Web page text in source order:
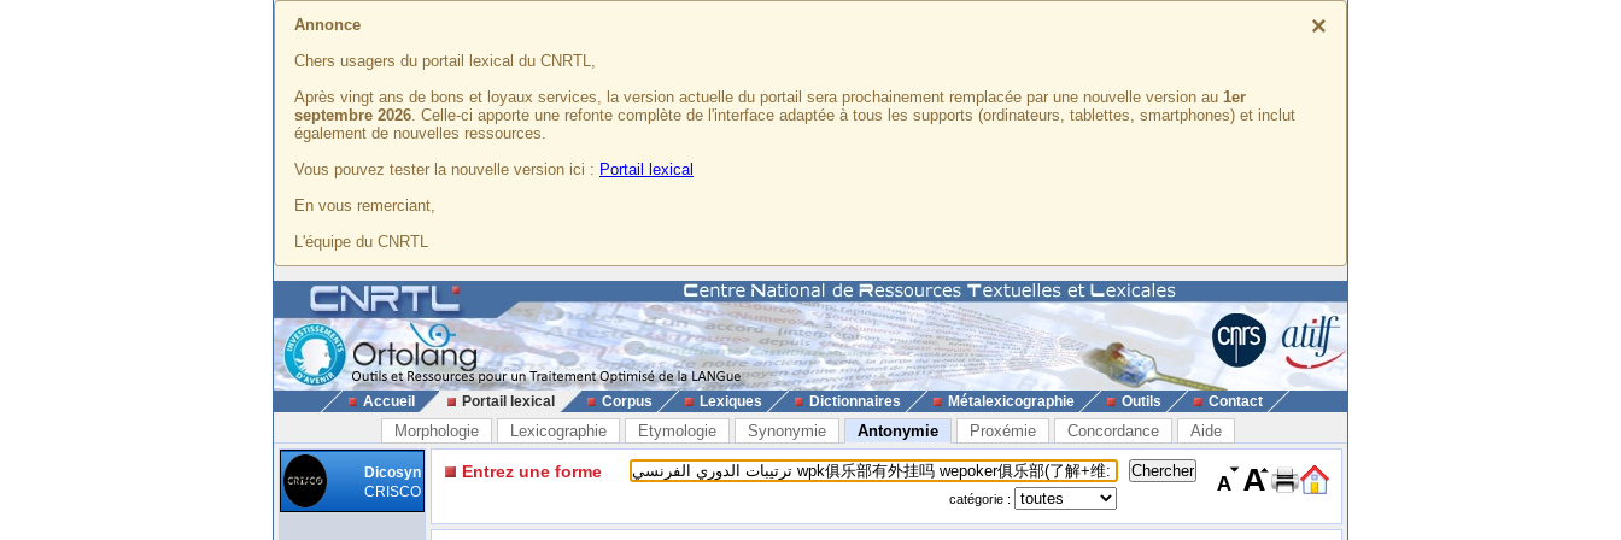
×
Annonce
Chers usagers du portail lexical du CNRTL,
Après vingt ans de bons et loyaux services, la version actuelle du portail sera prochainement remplacée par une nouvelle version au 1er
septembre 2026. Celle-ci apporte une refonte complète de l'interface adaptée à tous les supports (ordinateurs, tablettes, smartphones) et inclut
également de nouvelles ressources.
Vous pouvez tester la nouvelle version ici : Portail lexical
En vous remerciant,
L'équipe du CNRTL
Accueil Portail lexical Corpus Lexiques Dictionnaires Métalexicographie Outils Contact
Morphologie Lexicographie Etymologie Synonymie Antonymie Proxémie Concordance Aide
Dicosyn
CRISCO
Entrez une forme
catégorie :